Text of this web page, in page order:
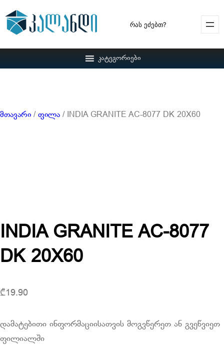
Search
კატეგორიები
მთავარი / ფილა / INDIA GRANITE AC-8077 DK 20X60
INDIA GRANITE AC-8077
DK 20X60
₾19.90
დამატებითი ინფორმაციისათვის მოგვწერეთ ან გვეწვიეთ
ფილიალში